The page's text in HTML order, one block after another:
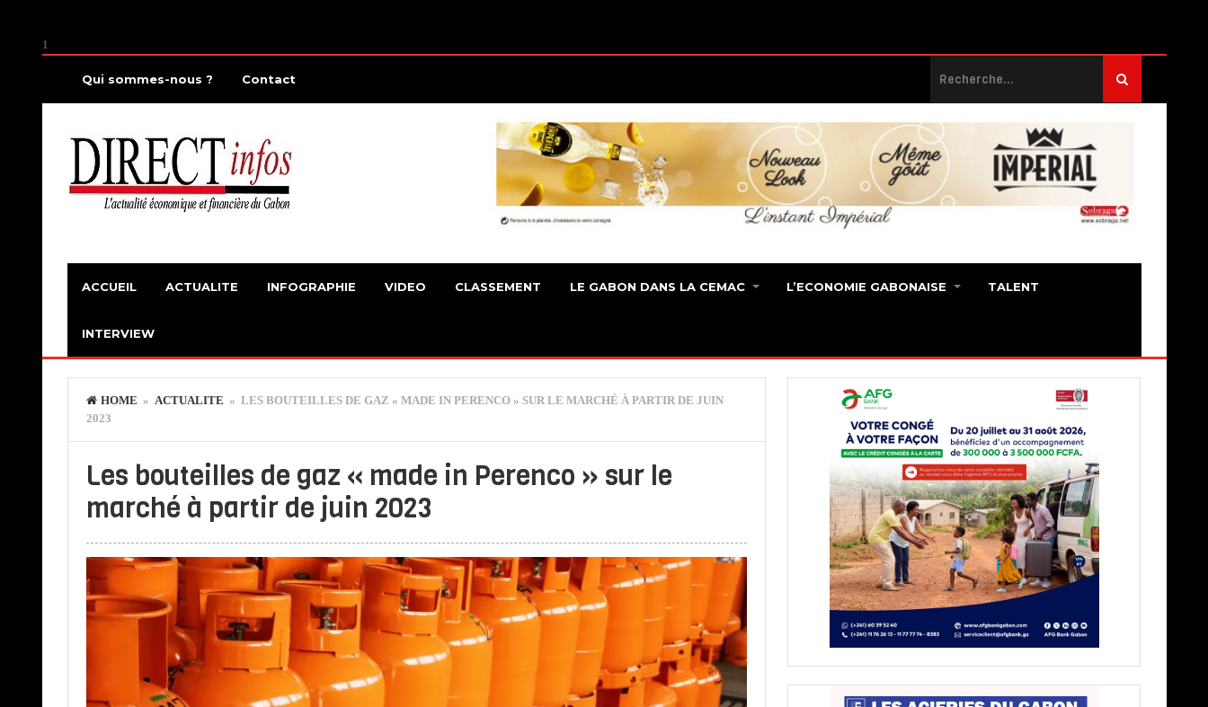
1
Qui sommes-nous ? Contact
ACCUEIL ACTUALITE INFOGRAPHIE VIDEO CLASSEMENT LE GABON DANS LA CEMAC L’ECONOMIE GABONAISE TALENT
INTERVIEW
HOME » ACTUALITE » LES BOUTEILLES DE GAZ « MADE IN PERENCO » SUR LE MARCHÉ À PARTIR DE JUIN
2023
Les bouteilles de gaz « made in Perenco » sur le
marché à partir de juin 2023